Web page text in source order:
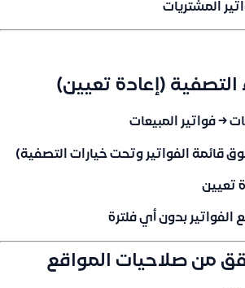
المشتريات
→ فواتير المبيعات
قائمة الفواتير وتحت خيارات التصفية)
تعيين
بدون أي فلترة